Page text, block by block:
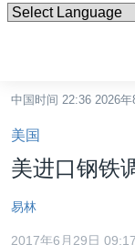
碍
链
接
跳
台湾
中国时间 22:36 2026年
美国
美进口钢铁
易林
2017年6月29日 09:17